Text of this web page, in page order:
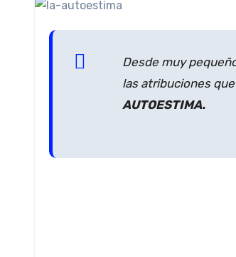
Desde muy
las atribuciones
AUTOESTIMA.